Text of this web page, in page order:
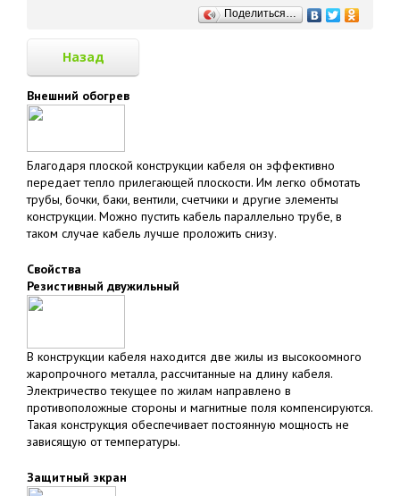
Поделиться…
Назад
Внешний обогрев
Благодаря плоской конструкции кабеля он эффективно
передает тепло прилегающей плоскости. Им легко обмотать
трубы, бочки, баки, вентили, счетчики и другие элементы
конструкции. Можно пустить кабель параллельно трубе, в
таком случае кабель лучше проложить снизу.
Свойства
Резистивный двужильный
В конструкции кабеля находится две жилы из высокоомного
жаропрочного металла, рассчитанные на длину кабеля.
Электричество текущее по жилам направлено в
противоположные стороны и магнитные поля компенсируются.
Такая конструкция обеспечивает постоянную мощность не
зависящую от температуры.
Защитный экран